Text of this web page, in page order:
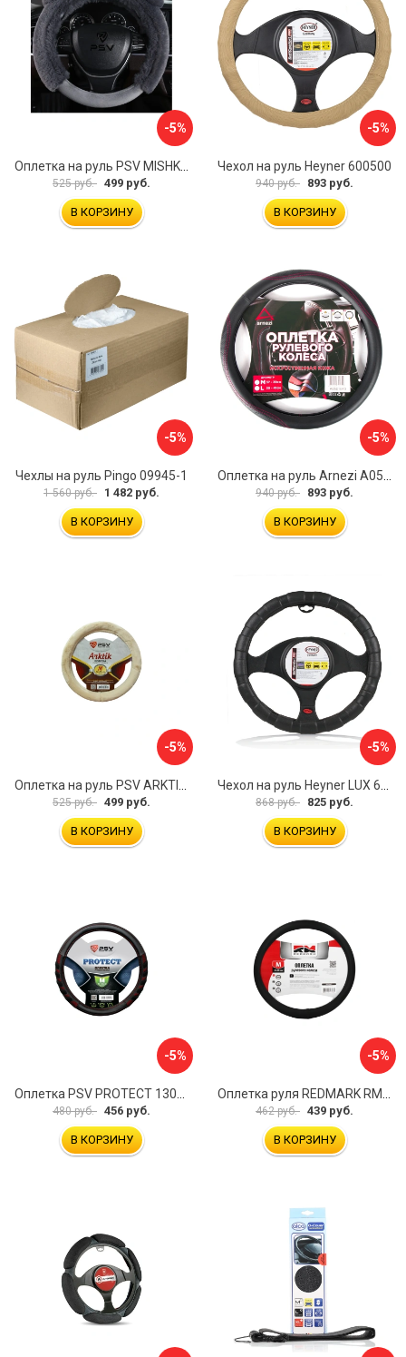
-5%
525 руб. 499 руб.
В КОРЗИНУ
-5%
Чехол на руль Heyner 600500
940 руб. 893 руб.
В КОРЗИНУ
-5%
Чехлы на руль Pingo 09945-1
1 560 руб. 1 482 руб.
В КОРЗИНУ
-5%
940 руб. 893 руб.
В КОРЗИНУ
-5%
525 руб. 499 руб.
В КОРЗИНУ
-5%
868 руб. 825 руб.
В КОРЗИНУ
-5%
Оплетка PSV PROTECT 130503
480 руб. 456 руб.
В КОРЗИНУ
-5%
Оплетка руля REDMARK RM78002
462 руб. 439 руб.
В КОРЗИНУ